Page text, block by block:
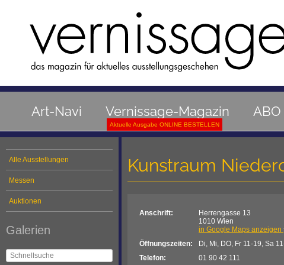
Art-Navi Vernissage-Magazin
Aktuelle Ausgabe ONLINE BESTELLEN
Alle Ausstellungen
Messen
Auktionen
Galerien
Kunstraum
Anschrift:
Herrengasse 13
1010 Wien
in Google Maps anzeigen
Öffnungszeiten:
Di, Mi, DO, Fr 11-19, Sa
Telefon:
01 90 42 111